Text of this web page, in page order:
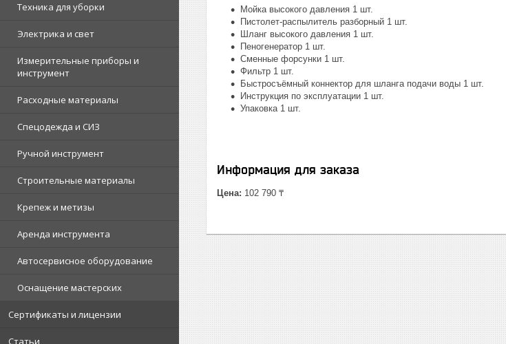
Техника для уборки
Электрика и свет
Измерительные приборы и
инструмент
Расходные материалы
Спецодежда и СИЗ
Ручной инструмент
Строительные материалы
Крепеж и метизы
Аренда инструмента
Автосервисное оборудование
Оснащение мастерских
Сертификаты и лицензии
Статьи
Мойка высокого давления 1 шт.
Пистолет-распылитель разборный 1 шт.
Шланг высокого давления 1 шт.
Пеногенератор 1 шт.
Сменные форсунки 1 шт.
Фильтр 1 шт.
Быстросъёмный коннектор для шланга подачи воды 1 шт.
Инструкция по эксплуатации 1 шт.
Упаковка 1 шт.
Информация для заказа
Цена: 102 790 ₸